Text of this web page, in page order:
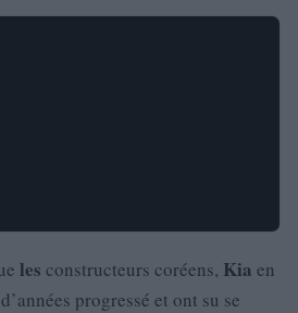
les constructeurs coréens, Kia en
progressé et ont su se